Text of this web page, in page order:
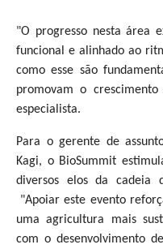
"O progresso nesta área
funcional e alinhado ao
como esse são
promovam o
especialista.
Para o gerente de
Kagi, o BioSummit
diversos elos da cadeia
"Apoiar este evento
uma agricultura mais
com o desenvolvimento